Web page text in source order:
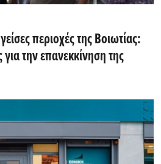
περιοχές της Βοιωτίας:
την επανεκκίνηση της